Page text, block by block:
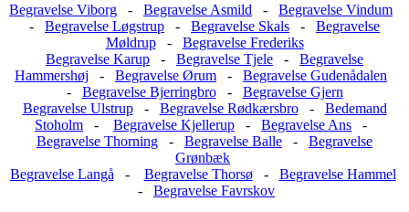
Begravelse Viborg - Begravelse Asmild - Begravelse Vindum
- Begravelse Løgstrup - Begravelse Skals - Begravelse
Møldrup- Begravelse Frederiks
Begravelse Karup - Begravelse Tjele - Begravelse
Hammershøj - Begravelse Ørum - Begravelse Gudenådalen
- Begravelse Bjerringbro- Begravelse Gjern
Begravelse Ulstrup- Begravelse Rødkærsbro- Bedemand
Stoholm - Begravelse Kjellerup - Begravelse Ans -
Begravelse Thorning - Begravelse Balle - Begravelse
Grønbæk
Begravelse Langå - Begravelse Thorsø- Begravelse Hammel
- Begravelse Favrskov